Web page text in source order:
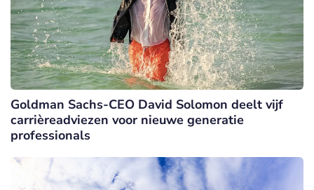
Goldman Sachs-CEO David Solomon deelt vijf
carrièreadviezen voor nieuwe generatie
professionals